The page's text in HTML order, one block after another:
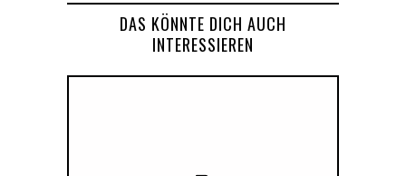
DAS KÖNNTE DICH AUCH
INTERESSIEREN